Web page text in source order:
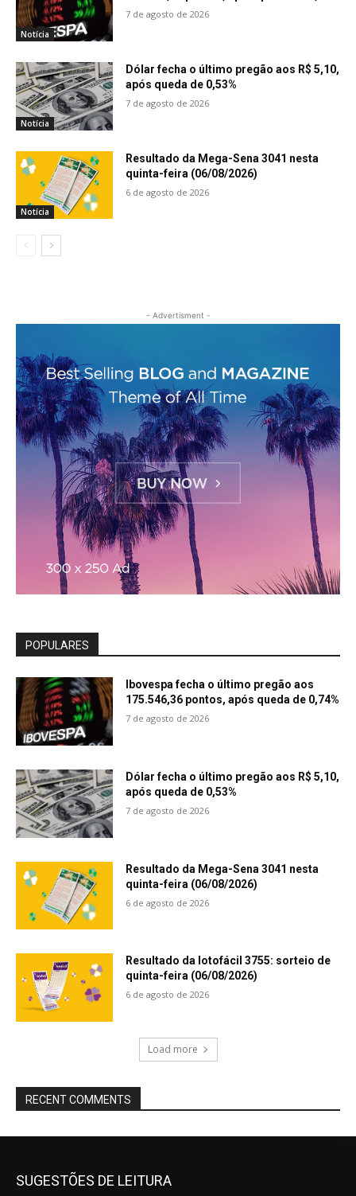
Notícia
7 de agosto de 2026
Notícia
Dólar fecha o último pregão aos R$ 5,10,
após queda de 0,53%
7 de agosto de 2026
Notícia
Resultado da Mega-Sena 3041 nesta
quinta-feira (06/08/2026)
6 de agosto de 2026
- Advertisment -
POPULARES
Ibovespa fecha o último pregão aos
175.546,36 pontos, após queda de 0,74%
7 de agosto de 2026
Dólar fecha o último pregão aos R$ 5,10,
após queda de 0,53%
7 de agosto de 2026
Resultado da Mega-Sena 3041 nesta
quinta-feira (06/08/2026)
6 de agosto de 2026
Resultado da lotofácil 3755: sorteio de
quinta-feira (06/08/2026)
6 de agosto de 2026
Load more
RECENT COMMENTS
SUGESTÕES DE LEITURA